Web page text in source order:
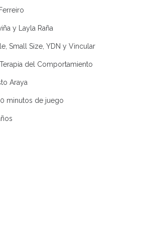
y Layla Raña
Small Size, YDN y Vincular
del Comportamiento
Araya
minutos de juego